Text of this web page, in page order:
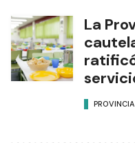
La
PROVINCIA